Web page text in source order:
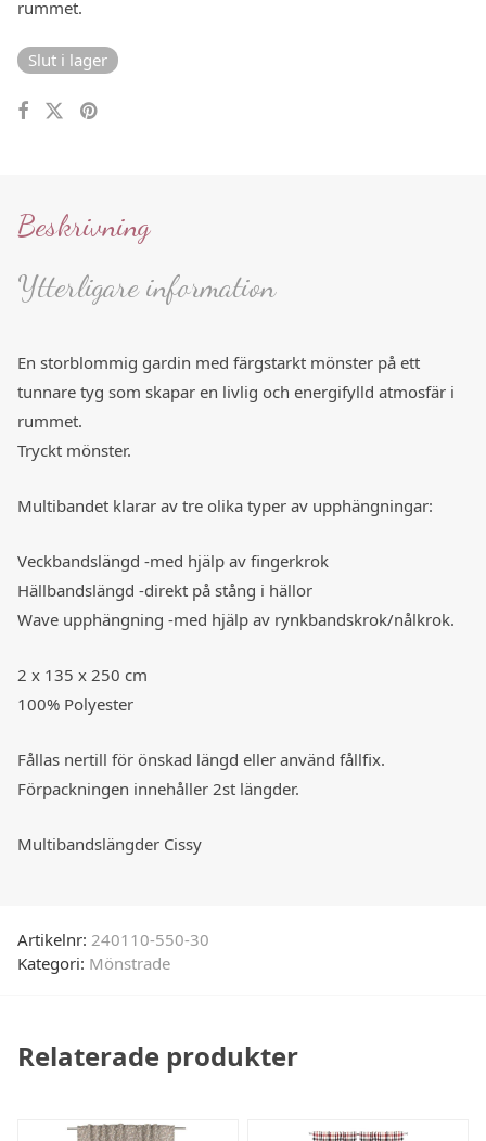
rummet.
Slut i lager
Beskrivning
Ytterligare information
En storblommig gardin med färgstarkt mönster på ett
tunnare tyg som skapar en livlig och energifylld atmosfär i
rummet.
Tryckt mönster.
Multibandet klarar av tre olika typer av upphängningar:
Veckbandslängd -med hjälp av fingerkrok
Hällbandslängd -direkt på stång i hällor
Wave upphängning -med hjälp av rynkbandskrok/nålkrok.
2 x 135 x 250 cm
100% Polyester
Fållas nertill för önskad längd eller använd fållfix.
Förpackningen innehåller 2st längder.
Multibandslängder Cissy
Artikelnr: 240110-550-30
Kategori: Mönstrade
Relaterade produkter